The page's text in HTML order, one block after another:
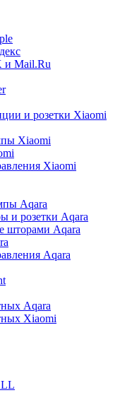
и Mail.Ru
и розетки Xiaomi
Xiaomi
Xiaomi
Aqara
и розетки Aqara
шторами Aqara
Aqara
Aqara
Xiaomi